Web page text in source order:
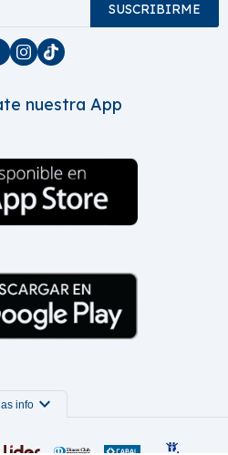
SUSCRIBIRME
 
nuestra App
info expand_more